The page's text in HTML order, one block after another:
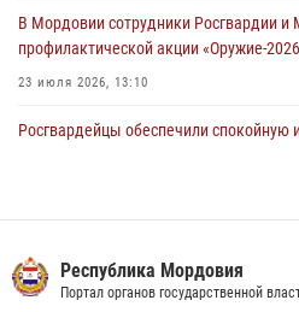
В Мордовии сотрудники Росгвардии и
профилактической акции
23 июля 2026, 13:10
Росгвардейцы обеспечили спокойную
обеспечили безопасность на
регионального турнира до Суперкубка
Республика Мордовия
Портал органов государственной